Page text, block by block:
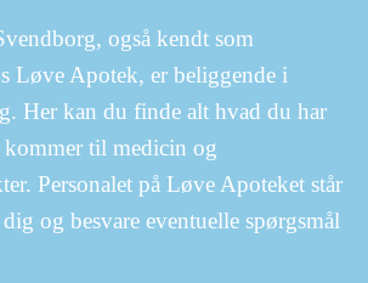
også kendt som
Løve Apotek, er beliggende i
Her kan du finde alt hvad du har
til medicin og
Personalet på Løve Apoteket står
og besvare eventuelle spørgsmål